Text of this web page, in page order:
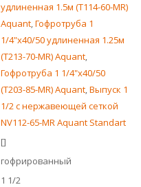
удлиненная 1.5м (T114-60-MR)
Aquant,Гофротруба 1
1/4"х40/50 удлиненная 1.25м
(T213-70-MR) Aquant,
Гофротруба 1 1/4"х40/50
(T203-85-MR) Aquant,Выпуск 1
1/2 с нержавеющей сеткой
NV112-65-MR Aquant Standart
[]
гофрированный
1 1/2